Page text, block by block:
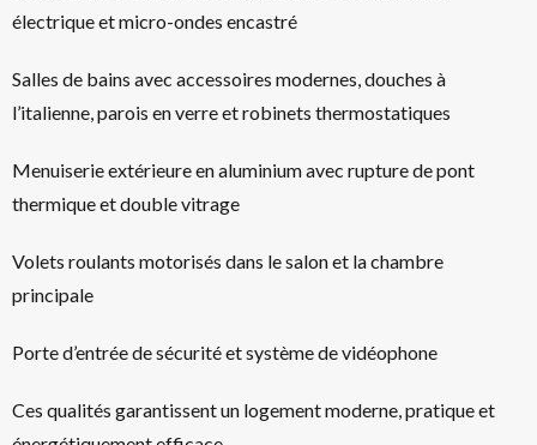
électrique et micro-ondes encastré
Salles de bains avec accessoires modernes, douches à
l’italienne, parois en verre et robinets thermostatiques
Menuiserie extérieure en aluminium avec rupture de pont
thermique et double vitrage
Volets roulants motorisés dans le salon et la chambre
principale
Porte d’entrée de sécurité et système de vidéophone
Ces qualités garantissent un logement moderne, pratique et